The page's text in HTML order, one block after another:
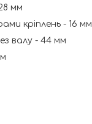
мм
кріплень - 16 мм
валу - 44 мм